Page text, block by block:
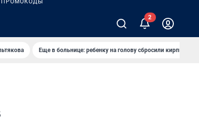
ПРОМОКОДЫ
Еще в больнице: ребенку на голову сбросили кирпич